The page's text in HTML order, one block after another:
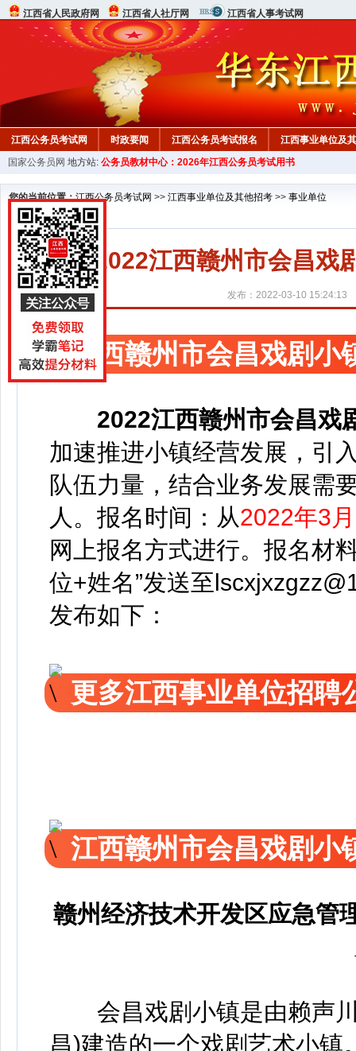
江西省人民政府网 江西省人社厅网 江西省人事考试网
江西公务员考试网 时政要闻 江西公务员考试报名 江西事业单位及
行测真题 在线咨询 教材中心
国家公务员网 地方站: 公务员教材中心：2026年江西公务员考试用书
您的当前位置：江西公务员考试网 >> 江西事业单位及其他招考 >> 事业单位
2022江西赣州市会昌戏
发布：2022-03-10 15:24:13
江西赣州市会昌戏剧小
2022江西赣州市会昌戏
加速推进小镇经营发展，引
队伍力量，结合业务发展需
人。 报名时间：从2022年3
网上报名方式进行。报名材
位+姓名”发送至
发布如下：
更多江西事业单位招聘
江西赣州市会昌戏剧小
赣州经济技术开发区应急管
会昌戏剧小镇是由赖声川
昌)建造的一个戏剧艺术小